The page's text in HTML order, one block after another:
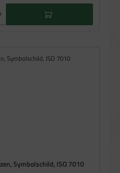
Wert ein oder benutze die Schaltflächen um die Anzahl zu
Symbolschild, ISO 7010